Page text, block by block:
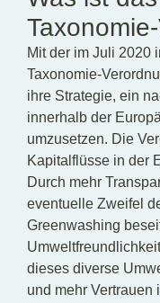
Mit der im Juli 2020
Taxonomie-
ihre Strategie, ein
innerhalb der
umzusetzen. Die
Kapitalflüsse in der
Durch mehr
eventuelle Zweifel
Greenwashing
dieses diverse
und mehr